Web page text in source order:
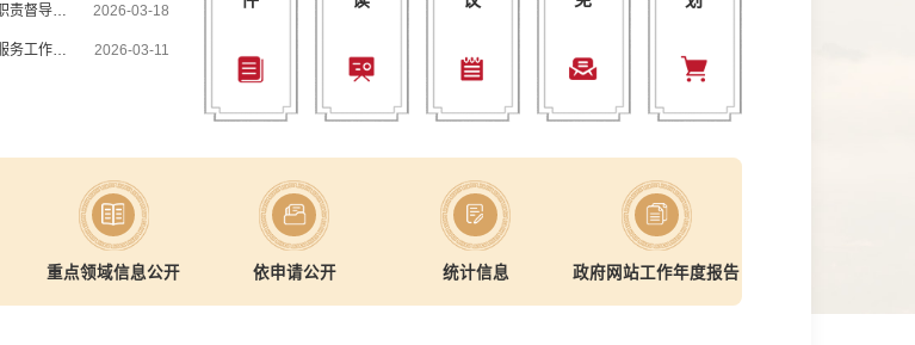
屏边县人民政府办公室关于印发《屏边县人民政府履行教育职责督导评估工作实施方案》的通知 2026-03-18
​屏边县人民政府办公室关于印发《屏边县道路交通安全管理服务工作方案》的通知 2026-03-11
文字解读《屏边苗族自治县建筑垃圾管理办法（试行）》
屏边县十七届人民政府召开第57次常务会议
屏边县人民政府关于段云花等三位同
重点领域信息公开 依申请公开 统计信息 政府网站工作年度报告